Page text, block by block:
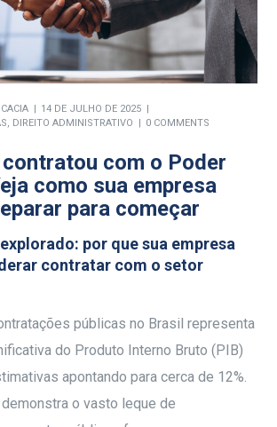
14 DE JULHO DE 2025
, DIREITO ADMINISTRATIVO 0 COMMENTS
com o Poder
como sua empresa
para começar
por que sua empresa
contratar com o setor
públicas no Brasil representa
do Produto Interno Bruto (PIB)
apontando para cerca de 12%.
o vasto leque de